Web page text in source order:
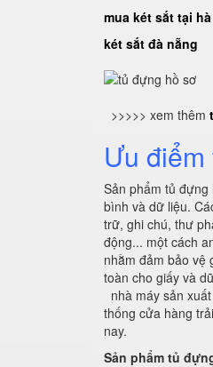
mua két sắt tại
két sắt đà nẵng
>>>>> xem thêm
Ưu
Sản phẩm tủ
bình và dữ liệu.
trữ, ghi chú, thư
động... một cách
nhằm đảm bảo vệ
toàn cho giấy và
nhà máy sản
thống cửa hàng
nay.
Sản phẩm tủ